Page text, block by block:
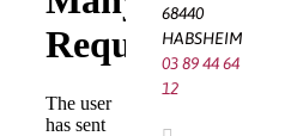
68440
HABSHEIM
03 89 44 64
12